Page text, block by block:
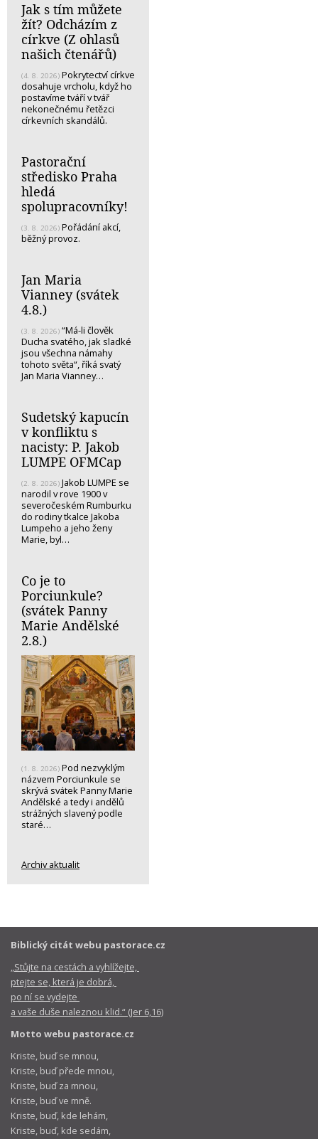
Jak s tím můžete
žít? Odcházím z
církve (Z ohlasů
našich čtenářů)
(4. 8. 2026) Pokrytectví církve
dosahuje vrcholu, když ho
postavíme tváří v tvář
nekonečnému řetězci
církevních skandálů.
Pastorační
středisko Praha
hledá
spolupracovníky!
(3. 8. 2026) Pořádání akcí,
běžný provoz.
Jan Maria
Vianney (svátek
4.8.)
(3. 8. 2026) “Má-li člověk
Ducha svatého, jak sladké
jsou všechna námahy
tohoto světa“, říká svatý
Jan Maria Vianney…
Sudetský kapucín
v konfliktu s
nacisty: P. Jakob
LUMPE OFMCap
(2. 8. 2026) Jakob LUMPE se
narodil v rove 1900 v
severočeském Rumburku
do rodiny tkalce Jakoba
Lumpeho a jeho ženy
Marie, byl…
Co je to
Porciunkule?
(svátek Panny
Marie Andělské
2.8.)
(1. 8. 2026) Pod nezvyklým
názvem Porciunkule se
skrývá svátek Panny Marie
Andělské a tedy i andělů
strážných slavený podle
staré…
Archiv aktualit
Biblický citát webu pastorace.cz
„Stůjte na cestách a vyhlížejte,
ptejte se, která je dobrá,
po ní se vydejte
a vaše duše naleznou klid.“ (Jer 6,16)
Motto webu pastorace.cz
Kriste, buď se mnou,
Kriste, buď přede mnou,
Kriste, buď za mnou,
Kriste, buď ve mně.
Kriste, buď, kde lehám,
Kriste, buď, kde sedám,